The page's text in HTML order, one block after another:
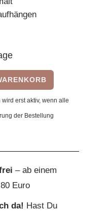
wird erst aktiv, wenn alle
der Bestellung
– ab einem
Euro
da! Hast Du